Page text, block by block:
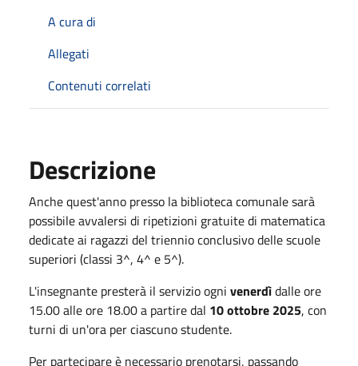
A cura di
Allegati
Contenuti correlati
Descrizione
Anche quest'anno presso la biblioteca comunale sarà
possibile avvalersi di ripetizioni gratuite di matematica
dedicate ai ragazzi del triennio conclusivo delle scuole
superiori (classi 3^, 4^ e 5^).
L'insegnante presterà il servizio ogni venerdìdalle ore
15.00 alle ore 18.00 a partire dal 10 ottobre 2025, con
turni di un'ora per ciascuno studente.
Per partecipare è necessario prenotarsi, passando